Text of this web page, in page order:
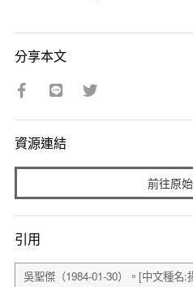
分享本文
資源連結
前往原
引用